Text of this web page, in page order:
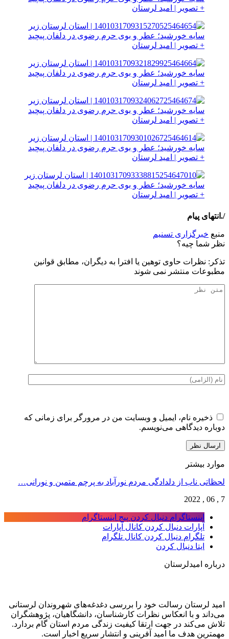
/.انتهای پیام
منبع خبرگزاری تسنیم
نظر شما چیه؟
تذكر: نظرات حاوی توهين يا افترا به ديگران، مطابق قوانين
مطبوعات منتشر نمی شوند
ذخیره نام، ایمیل و وبسایت من در مرورگر برای زمانی که
دوباره دیدگاهی می‌نویسم.
موارد بیشتر
لحظاتی ناب از دلدادگی مردم نورآباد به پرچم متمین و نورانی…
7 , 06 , 2022
اینستاگرام دنبال کردن پیج اینستاگرام
آپارات دنبال کردن کانال آپارات
تلگرام دنبال کردن کانال تلگرام
ایتا دنبال کردن
درباره امیدلرستان
امید لرستان رسالت خود را بررسی دغدغه‌های شهروندان لرستانی
می‌داند و با انعکاس نظرات کارشناسان، دانشگاهیان، پژوهشگران
تلاش می‌کند در جهت ارتقا کیفیت زندگی مردم استان گام بردارد.
مهمترین هدف ما امید آفرینی و انتشار سریع اخبار است.